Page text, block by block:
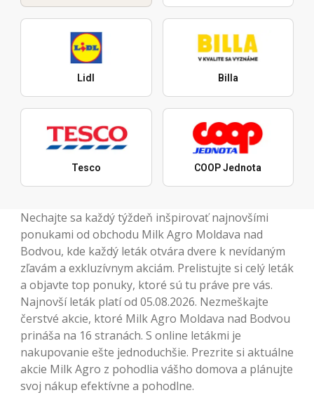
Lidl Billa
Tesco COOP Jednota
Nechajte sa každý týždeň inšpirovať najnovšími
ponukami od obchodu Milk Agro Moldava nad
Bodvou, kde každý leták otvára dvere k nevídaným
zľavám a exkluzívnym akciám. Prelistujte si celý leták
a objavte top ponuky, ktoré sú tu práve pre vás.
Najnovší leták platí od 05.08.2026. Nezmeškajte
čerstvé akcie, ktoré Milk Agro Moldava nad Bodvou
prináša na 16 stranách. S online letákmi je
nakupovanie ešte jednoduchšie. Prezrite si aktuálne
akcie Milk Agro z pohodlia vášho domova a plánujte
svoj nákup efektívne a pohodlne.